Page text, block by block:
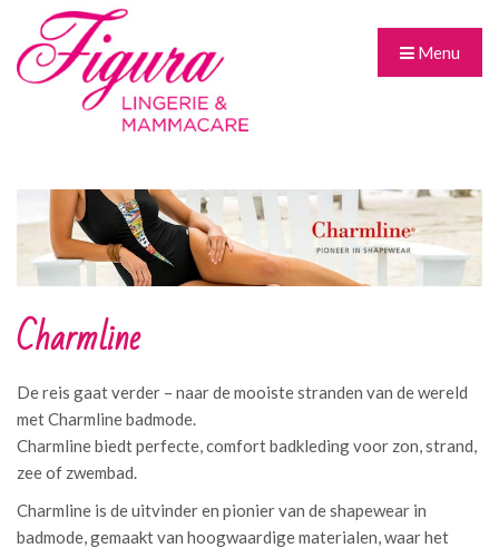
Menu
Charmline
De reis gaat verder – naar de mooiste stranden van de wereld
met Charmline badmode.
Charmline biedt perfecte, comfort badkleding voor zon, strand,
zee of zwembad.
Charmline is de uitvinder en pionier van de shapewear in
badmode, gemaakt van hoogwaardige materialen, waar het